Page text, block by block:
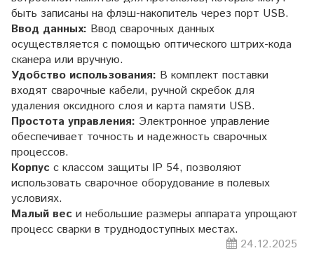
быть записаны на флэш-накопитель через порт USB.
Ввод данных: Ввод сварочных данных
осуществляется с помощью оптического штрих-кода
сканера или вручную.
Удобство использования: В комплект поставки
входят сварочные кабели, ручной скребок для
удаления оксидного слоя и карта памяти USB.
Простота управления: Электронное управление
обеспечивает точность и надежность сварочных
процессов.
Корпус с классом защиты IP 54, позволяют
использовать сварочное оборудование в полевых
условиях.
Малый вес и небольшие размеры аппарата упрощают
процесс сварки в труднодоступных местах.
24.12.2025